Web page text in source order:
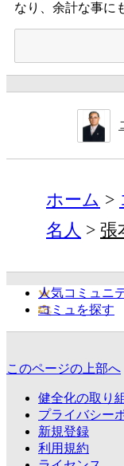
なり、余計な事に
ホーム
名人
張
人気コミュニ
コミュを探す
このページの上部へ
健全化の取り
プライバシー
新規登録
利用規約